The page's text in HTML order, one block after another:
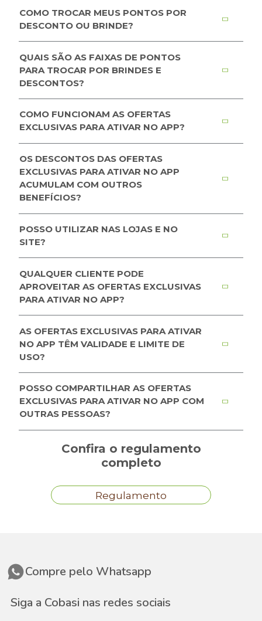
COMO TROCAR MEUS PONTOS POR
DESCONTO OU BRINDE?
QUAIS SÃO AS FAIXAS DE PONTOS
PARA TROCAR POR BRINDES E
DESCONTOS?
COMO FUNCIONAM AS OFERTAS
EXCLUSIVAS PARA ATIVAR NO APP?
OS DESCONTOS DAS OFERTAS
EXCLUSIVAS PARA ATIVAR NO APP
ACUMULAM COM OUTROS
BENEFÍCIOS?
POSSO UTILIZAR NAS LOJAS E NO
SITE?
QUALQUER CLIENTE PODE
APROVEITAR AS OFERTAS EXCLUSIVAS
PARA ATIVAR NO APP?
AS OFERTAS EXCLUSIVAS PARA ATIVAR
NO APP TÊM VALIDADE E LIMITE DE
USO?
POSSO COMPARTILHAR AS OFERTAS
EXCLUSIVAS PARA ATIVAR NO APP COM
OUTRAS PESSOAS?
Confira o regulamento
completo
Regulamento
Compre pelo Whatsapp
Siga a Cobasi nas redes sociais